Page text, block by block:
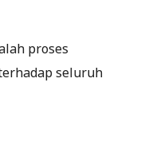
proses
seluruh